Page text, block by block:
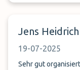
Jens Heidrich
19-07-2025
Sehr gut